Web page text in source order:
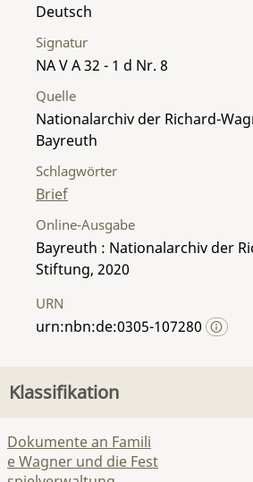
Deutsch
Signatur
NA V A 32 - 1 d Nr. 8
Quelle
Nationalarchiv der Richard-
Bayreuth
Schlagwörter
Brief
Online-Ausgabe
Bayreuth : Nationalarchiv der
Stiftung, 2020
URN
urn:nbn:de:0305-107280
Klassifikation
Dokumente an Famili
e Wagner und die Fest